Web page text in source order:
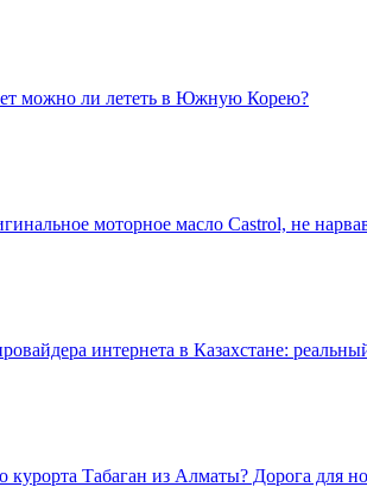
можно ли лететь в Южную Корею?
моторное масло Castrol, не
интернета в Казахстане:
курорта Табаган из Алматы? Дорога для